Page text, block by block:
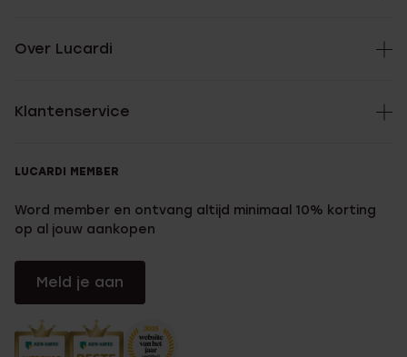
Over Lucardi
Klantenservice
LUCARDI MEMBER
Word member en ontvang altijd minimaal 10% korting
op al jouw aankopen
Meld je aan